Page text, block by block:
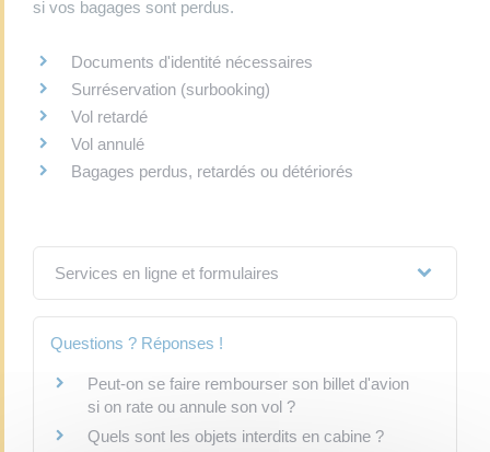
si vos bagages sont perdus.
Documents d'identité nécessaires
Surréservation (surbooking)
Vol retardé
Vol annulé
Bagages perdus, retardés ou détériorés
Services en ligne et formulaires
Questions ? Réponses !
Peut-on se faire rembourser son billet d'avion
si on rate ou annule son vol ?
Quels sont les objets interdits en cabine ?